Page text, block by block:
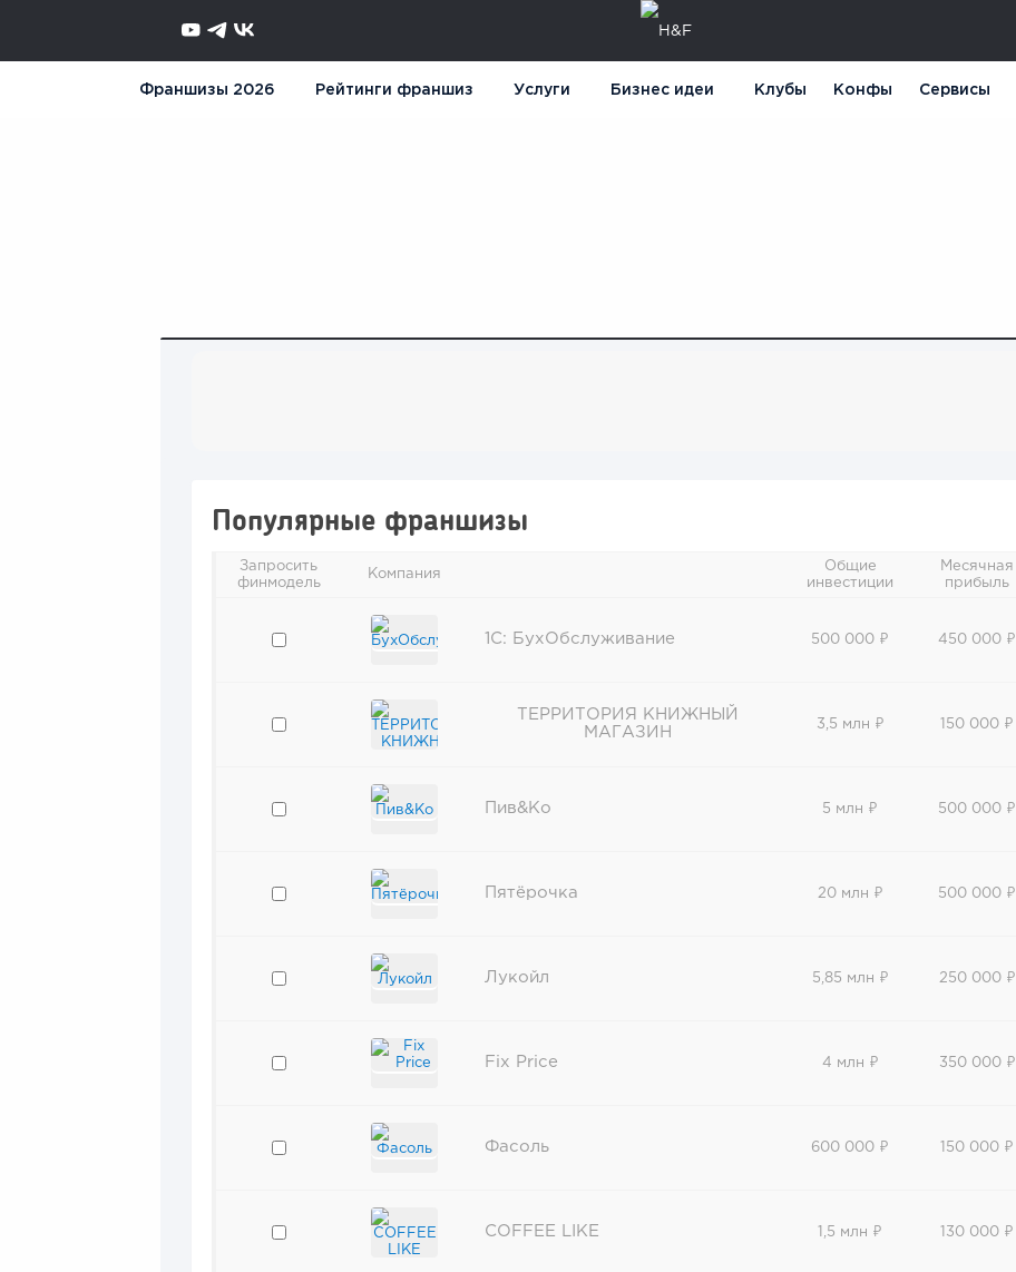
Франшизы 2026 Рейтинги франшиз Услуги Бизнес идеи Клубы Конфы Сервисы
Популярные франшизы
Запросить
финмодель
Компания
Общие
инвестиции
Месячная
прибыль
1C: БухОбслуживание 500 000 ₽ 450 000 ₽
ТЕРРИТОРИЯ КНИЖНЫЙ
МАГАЗИН
3,5 млн ₽ 150 000 ₽
Пив&Ко 5 млн ₽ 500 000 ₽
Пятёрочка 20 млн ₽ 500 000 ₽
Лукойл 5,85 млн ₽ 250 000 ₽
Fix Price 4 млн ₽ 350 000 ₽
Фасоль 600 000 ₽ 150 000 ₽
COFFEE LIKE 1,5 млн ₽ 130 000 ₽